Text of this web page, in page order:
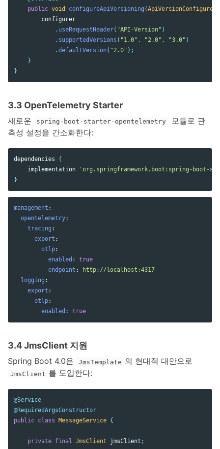
public void configureApiVersioning (ApiVersionConfigurer
configurer
. useRequestHeader( "API-Version" )
. supportedVersions ( "1.0" , "2.0" , "3.0" )
.defaultVersion( "2.0" );
}
}
3.3 OpenTelemetry Starter
새로운 spring-boot-starter-opentelemetry
모듈로 관
측성 설정을 간소화한다:
dependencies
{
implementation
'org.springframework.boot:spring-boot-
}
management :
opentelemetry:
tracing :
export :
otlp:
enabled :
true
endpoint :
http://localhost:4317
logging :
export :
otlp:
enabled : true
3.4 JmsClient 지원
Spring Boot 4.0은 JmsTemplate 의 현대적 대안으로
JmsClient 를 도입한다:
@Service
@RequiredArgsConstructor
public class MessageService {
private final JmsClient jmsClient ;